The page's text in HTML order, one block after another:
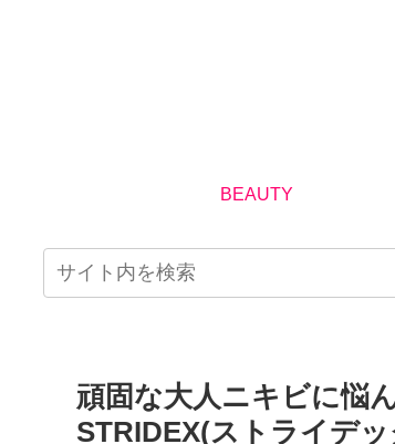
BEAUTY
頑固な大人ニキビに悩
STRIDEX(ストライデ